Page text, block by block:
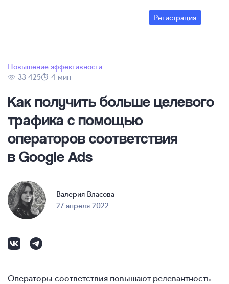
Регистрация
Повышение эффективности
33 425
4 мин
Как получить больше целевого
трафика с помощью
операторов соответствия
в Google Ads
Валерия Власова
27 апреля 2022
Операторы соответствия повышают релевантность